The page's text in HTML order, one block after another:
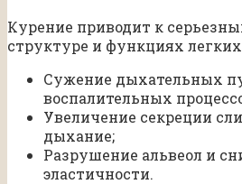
Курение приводит к
структуре и функциях
Сужение дыхательных
воспалительных
Увеличение секреции
дыхание;
Разрушение альвеол и
эластичности.